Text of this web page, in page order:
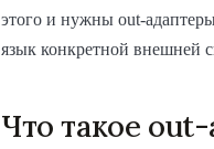
этого и нужны out-
язык конкретной внешней
Что такое